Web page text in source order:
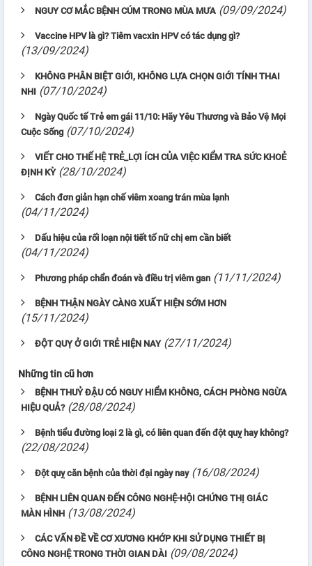
NGUY CƠ MẮC BỆNH CÚM TRONG MÙA MƯA (09/09/2024)
Vaccine HPV là gì? Tiêm vacxin HPV có tác dụng gì?
(13/09/2024)
KHÔNG PHÂN BIỆT GIỚI, KHÔNG LỰA CHỌN GIỚI TÍNH THAI
NHI (07/10/2024)
Ngày Quốc tế Trẻ em gái 11/10: Hãy Yêu Thương và Bảo Vệ Mọi
Cuộc Sống (07/10/2024)
VIẾT CHO THẾ HỆ TRẺ_LỢI ÍCH CỦA VIỆC KIỂM TRA SỨC KHOẺ
ĐỊNH KỲ (28/10/2024)
Cách đơn giản hạn chế viêm xoang trán mùa lạnh
(04/11/2024)
Dấu hiệu của rối loạn nội tiết tố nữ chị em cần biết
(04/11/2024)
Phương pháp chẩn đoán và điều trị viêm gan (11/11/2024)
BỆNH THẬN NGÀY CÀNG XUẤT HIỆN SỚM HƠN
(15/11/2024)
ĐỘT QUỴ Ở GIỚI TRẺ HIỆN NAY (27/11/2024)
Những tin cũ hơn
BỆNH THUỶ ĐẬU CÓ NGUY HIỂM KHÔNG, CÁCH PHÒNG NGỪA
HIỆU QUẢ? (28/08/2024)
Bệnh tiểu đường loại 2 là gì, có liên quan đến đột quỵ hay không?
(22/08/2024)
Đột quỵ căn bệnh của thời đại ngày nay (16/08/2024)
BỆNH LIÊN QUAN ĐẾN CÔNG NGHỆ-HỘI CHỨNG THỊ GIÁC
MÀN HÌNH (13/08/2024)
CÁC VẤN ĐỀ VỀ CƠ XƯƠNG KHỚP KHI SỬ DỤNG THIẾT BỊ
CÔNG NGHỆ TRONG THỜI GIAN DÀI (09/08/2024)